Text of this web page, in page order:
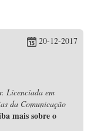
20-12-2017
Licenciada em
da Comunicação
mais sobre o